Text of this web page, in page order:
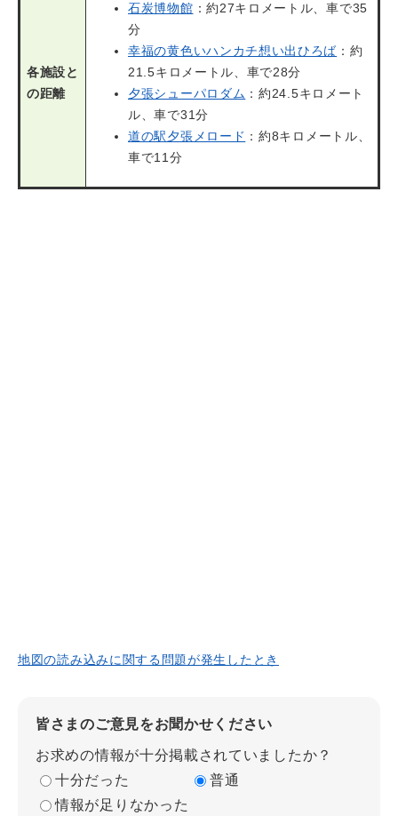
各施設と
の距離
石炭博物館 ：約27キロメートル、車で35
分
幸福の黄色いハンカチ想い出ひろば ：約
21.5キロメートル、車で28分
夕張シューパロダム ：約24.5キロメート
ル、車で31分
道の駅夕張メロード ：約8キロメートル、
車で11分
地図の読み込みに関する問題が発生したとき
皆さまのご意見をお聞かせください
お求めの情報が十分掲載されていましたか？
十分だった
普通
情報が足りなかった